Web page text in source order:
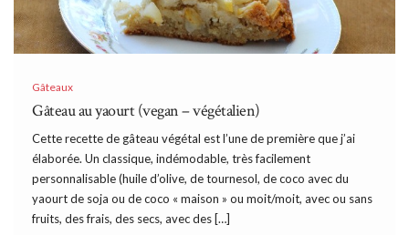
Gâteaux
Gâteau au yaourt (vegan – végétalien)
Cette recette de gâteau végétal est l’une de première que j’ai
élaborée. Un classique, indémodable, très facilement
personnalisable (huile d’olive, de tournesol, de coco avec du
yaourt de soja ou de coco « maison » ou moit/moit, avec ou sans
fruits, des frais, des secs, avec des […]